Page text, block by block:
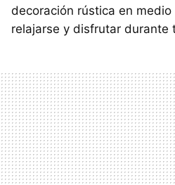
decoración rústica en
relajarse y disfrutar durante